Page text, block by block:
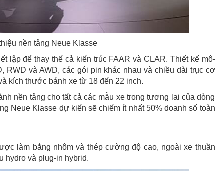
nền tảng Neue Klasse
lập để thay thế cả kiến ​​trúc FAAR và CLAR. Thiết kế mô-
RWD và AWD, các gói pin khác nhau và chiều dài trục cơ
kích thước bánh xe từ 18 đến 22 inch.
nền tảng cho tất cả các mẫu xe trong tương lai của dòng
Neue Klasse dự kiến ​​sẽ chiếm ít nhất 50% doanh số toàn
làm bằng nhôm và thép cường độ cao, ngoài xe thuần
hydro và plug-in hybrid.